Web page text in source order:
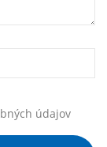
údajov